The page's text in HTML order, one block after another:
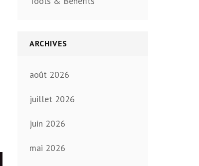
ARCHIVES
août 2026
juillet 2026
juin 2026
mai 2026